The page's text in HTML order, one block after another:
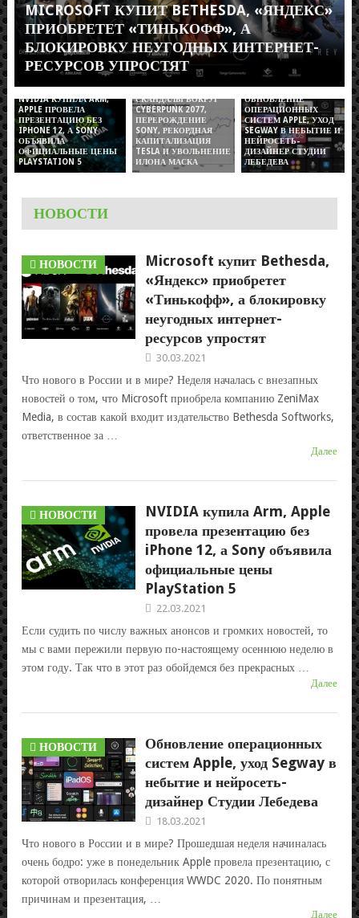
MICROSOFT КУПИТ BETHESDA, «ЯНДЕКС»
ПРИОБРЕТЕТ «ТИНЬКОФФ», А
БЛОКИРОВКУ НЕУГОДНЫХ ИНТЕРНЕТ-
РЕСУРСОВ УПРОСТЯТ
NVIDIA КУПИЛА ARM,
APPLE ПРОВЕЛА
ПРЕЗЕНТАЦИЮ БЕЗ
IPHONE 12, А SONY
ОБЪЯВИЛА
ОФИЦИАЛЬНЫЕ ЦЕНЫ
PLAYSTATION 5
ОБНОВЛЕНИЕ
ОПЕРАЦИОННЫХ
СИСТЕМ APPLE, УХОД
SEGWAY В НЕБЫТИЕ И
НЕЙРОСЕТЬ-
ДИЗАЙНЕР СТУДИИ
ЛЕБЕДЕВА
СКАНДАЛЫ ВОКРУГ
CYBERPUNK 2077,
ПЕРЕРОЖДЕНИЕ
SONY, РЕКОРДНАЯ
КАПИТАЛИЗАЦИЯ
TESLA И УВОЛЬНЕНИЕ
ИЛОНА МАСКА
НОВОСТИ
НОВОСТИ
Microsoft купит Bethesda,
«Яндекс» приобретет
«Тинькофф», а блокировку
неугодных интернет-
ресурсов упростят
30.03.2021
Что нового в России и в мире? Неделя началась с внезапных
новостей о том, что Microsoft приобрела компанию ZeniMax
Media, в состав какой входит издательство Bethesda Softworks,
ответственное за …
Далее
НОВОСТИ
NVIDIA купила Arm, Apple
провела презентацию без
iPhone 12, а Sony объявила
официальные цены
PlayStation 5
22.03.2021
Если судить по числу важных анонсов и громких новостей, то
мы с вами пережили первую по-настоящему осеннюю неделю в
этом году. Так что в этот раз обойдемся без прекрасных …
Далее
НОВОСТИ
Обновление операционных
систем Apple, уход Segway в
небытие и нейросеть-
дизайнер Студии Лебедева
18.03.2021
Что нового в России и в мире? Прошедшая неделя начиналась
очень бодро: уже в понедельник Apple провела презентацию, с
которой отворилась конференция WWDC 2020. По понятным
причинам и презентация, …
Далее